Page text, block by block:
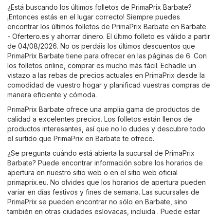
¿Está buscando los últimos folletos de PrimaPrix Barbate?
¡Entonces estás en el lugar correcto! Siempre puedes
encontrar los últimos folletos de PrimaPrix Barbate en Barbate
- Ofertero.es y ahorrar dinero. El último folleto es válido a partir
de 04/08/2026. No os perdáis los últimos descuentos que
PrimaPrix Barbate tiene para ofrecer en las páginas de 6. Con
los folletos online, comprar es mucho más fácil. Echadle un
vistazo a las rebas de precios actuales en PrimaPrix desde la
comodidad de vuestro hogar y planificad vuestras compras de
manera eficiente y cómoda.
PrimaPrix Barbate ofrece una amplia gama de productos de
calidad a excelentes precios. Los folletos están llenos de
productos interesantes, así que no lo dudes y descubre todo
el surtido que PrimaPrix en Barbate te ofrece.
¿Se pregunta cuándo está abierta la sucursal de PrimaPrix
Barbate? Puede encontrar información sobre los horarios de
apertura en nuestro sitio web o en el sitio web oficial
primaprix.eu. No olvides que los horarios de apertura pueden
variar en días festivos y fines de semana. Las sucursales de
PrimaPrix se pueden encontrar no sólo en Barbate, sino
también en otras ciudades eslovacas, incluida . Puede estar